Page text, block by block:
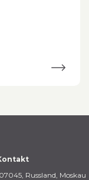
Russland, Moskau